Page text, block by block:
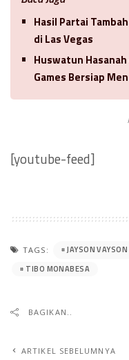
Hasil Partai
di Las Vegas
Huswatun
Games Bersiap
[youtube-feed]
TAGS: JAYSON VAYSON
TIBO MONABESA
BAGIKAN..
ARTIKEL SEBELUMNYA